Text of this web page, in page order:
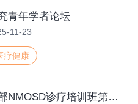
青年学者论坛
11-23
疗健康
西部NMOSD诊疗培训班第二期